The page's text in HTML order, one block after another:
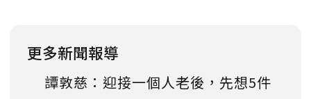
更多新聞報導
譚敦慈：迎接一個人老後，先想5件